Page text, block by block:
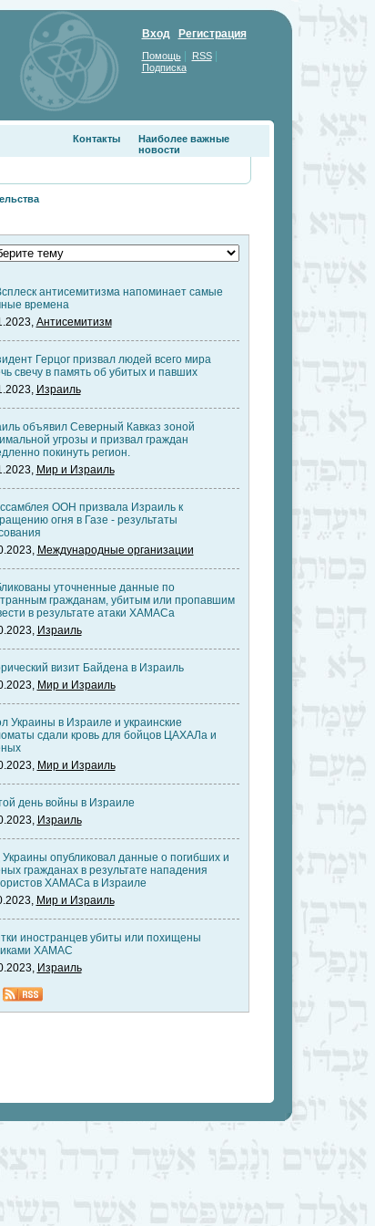
Вход Регистрация
Помощь| RSS|
Подписка
Контакты
Наиболее важные
новости
антисемитизма напоминает самые
времена
Антисемитизм
Герцог призвал людей всего мира
свечу в память об убитых и павших
Израиль
объявил Северный Кавказ зоной
угрозы и призвал граждан
покинуть регион.
Мир и Израиль
ООН призвала Израиль к
огня в Газе - результаты
Международные организации
уточненные данные по
гражданам, убитым или пропавшим
в результате атаки ХАМАСа
Израиль
визит Байдена в Израиль
Мир и Израиль
Украины в Израиле и украинские
сдали кровь для бойцов ЦАХАЛа и
Мир и Израиль
день войны в Израиле
Израиль
опубликовал данные о погибших и
гражданах в результате нападения
ХАМАСа в Израиле
Мир и Израиль
иностранцев убиты или похищены
ХАМАС
Израиль